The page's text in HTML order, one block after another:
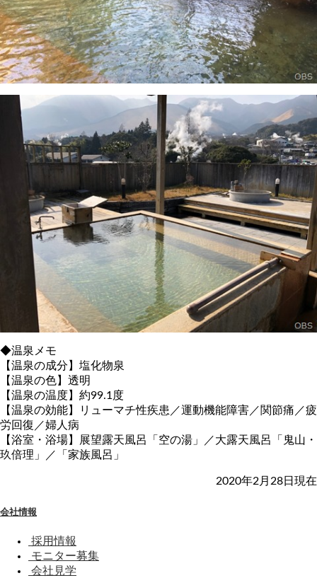
◆温泉メモ
【温泉の成分】塩化物泉
【温泉の色】透明
【温泉の温度】約99.1度
【温泉の効能】リューマチ性疾患／運動機能障害／関節痛／疲
労回復／婦人病
【浴室・浴場】展望露天風呂「空の湯」／大露天風呂「鬼山・
玖倍理」／「家族風呂」
2020年2月28日現在
会社情報
採用情報
モニター募集
会社見学